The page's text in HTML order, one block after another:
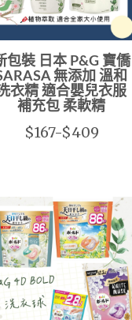
包裝 日本 P&G 寶僑
無添加 溫和
衣精 適合嬰兒衣服
補充包 柔軟精
$167-$409